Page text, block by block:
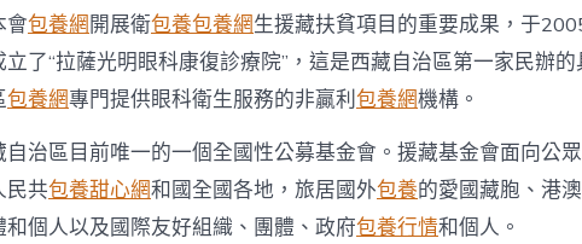
網
－
國
家
發
展
門
戶〉
中
會包養網開展衛包養包養網生援藏扶貧項目的重要成果，于
了“拉薩光明眼科康復診療院”，這是西藏自治區第一家民辦的
包養網專門提供眼科衛生服務的非贏利包養網機構。
治區目前唯一的一個全國性公募基金會。援藏基金會面向公
民共包養甜心網和國全國各地，旅居國外包養的愛國藏胞、港
個人以及國際友好組織、團體、政府包養行情和個人。